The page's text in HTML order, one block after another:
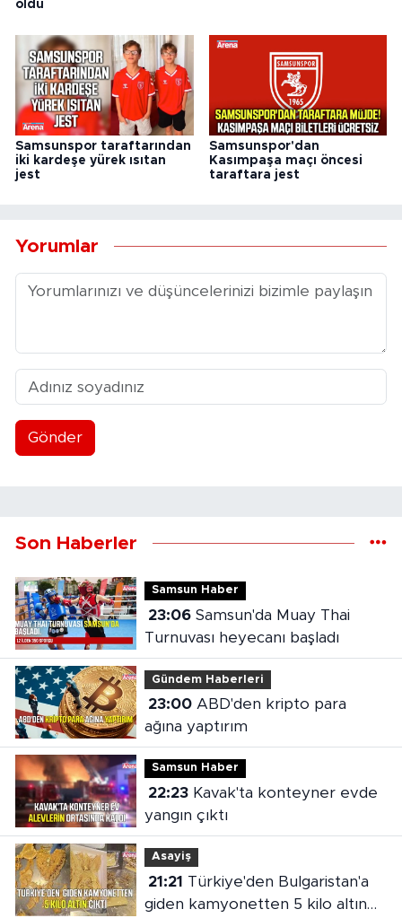
oldu
Samsunspor taraftarından
iki kardeşe yürek ısıtan
jest
Samsunspor'dan
Kasımpaşa maçı öncesi
taraftara jest
Yorumlar
Gönder
Son Haberler
Samsun Haber
23:06Samsun'da Muay Thai
Turnuvası heyecanı başladı
Gündem Haberleri
23:00ABD'den kripto para
ağına yaptırım
Samsun Haber
22:23Kavak'ta konteyner evde
yangın çıktı
Asayiş
21:21
giden kamyonetten 5 kilo altın